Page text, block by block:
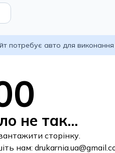
потребує авто для
не так...
сторінку.
нам: